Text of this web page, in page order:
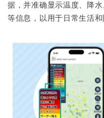
据，并准确显示温度、降
等信息，以用于日常生活和